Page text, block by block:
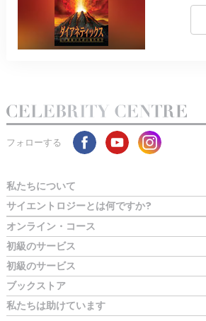
フォローする
私たちについて
サイエントロジーとは何ですか?
オンライン・コース
初級のサービス
初級のサービス
ブックストア
私たちは助けています